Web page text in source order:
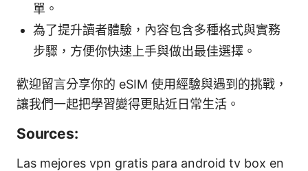
單。
為了提升讀者體驗，內容包含多種格式與實務
步驟，方便你快速上手與做出最佳選擇。
歡迎留言分享你的 eSIM 使用經驗與遇到的挑戰，
讓我們一起把學習變得更貼近日常生活。
Sources:
Las mejores vpn gratis para android tv box en